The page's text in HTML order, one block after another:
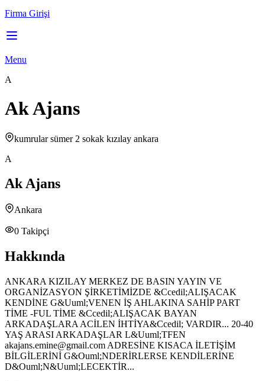
Firma Girişi
Menu
A
Ak Ajans
kumrular sümer 2 sokak kızılay ankara
A
Ak Ajans
Ankara
0 Takipçi
Hakkında
ANKARA KIZILAY MERKEZ DE BASIN YAYIN VE
ORGANİZASYON ŞİRKETİMİZDE &Ccedil;ALIŞACAK
KENDİNE G&Uuml;VENEN İŞ AHLAKINA SAHİP PART
TİME -FUL TİME &Ccedil;ALIŞACAK BAYAN
ARKADAŞLARA ACİLEN İHTİYA&Ccedil; VARDIR... 20-40
YAŞ ARASI ARKADAŞLAR L&Uuml;TFEN
akajans.emine@gmail.com ADRESİNE KISACA İLETİŞİM
BİLGİLERİNİ G&Ouml;NDERİRLERSE KENDİLERİNE
D&Ouml;N&Uuml;LECEKTİR...